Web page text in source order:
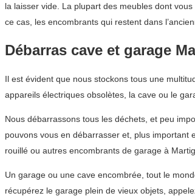
la laisser vide. La plupart des meubles dont
ce cas, les encombrants qui restent dans
Débarras cave et garage
Il est évident que nous stockons tous une
appareils électriques obsolètes, la cave ou le
Nous débarrassons tous les déchets, et peu
pouvons vous en débarrasser et, plus important
rouillé ou autres encombrants de garage à
Un garage ou une cave encombrée, tout le
récupérez le garage plein de vieux objets,